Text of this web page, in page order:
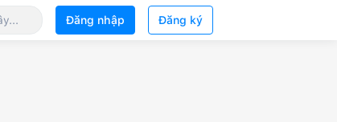
Đăng nhập Đăng ký